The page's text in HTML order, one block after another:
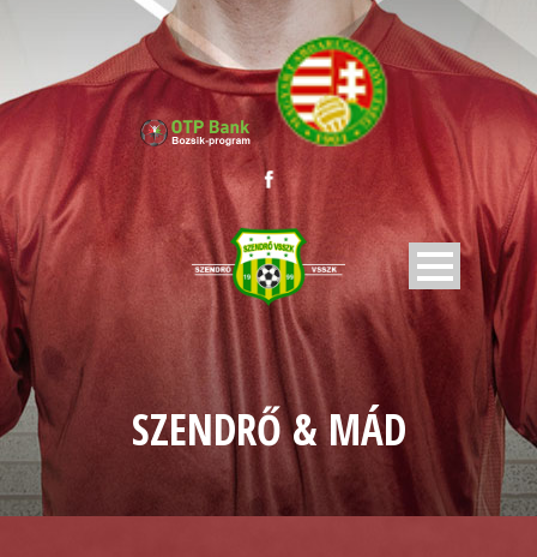
SZENDRŐ & MÁD